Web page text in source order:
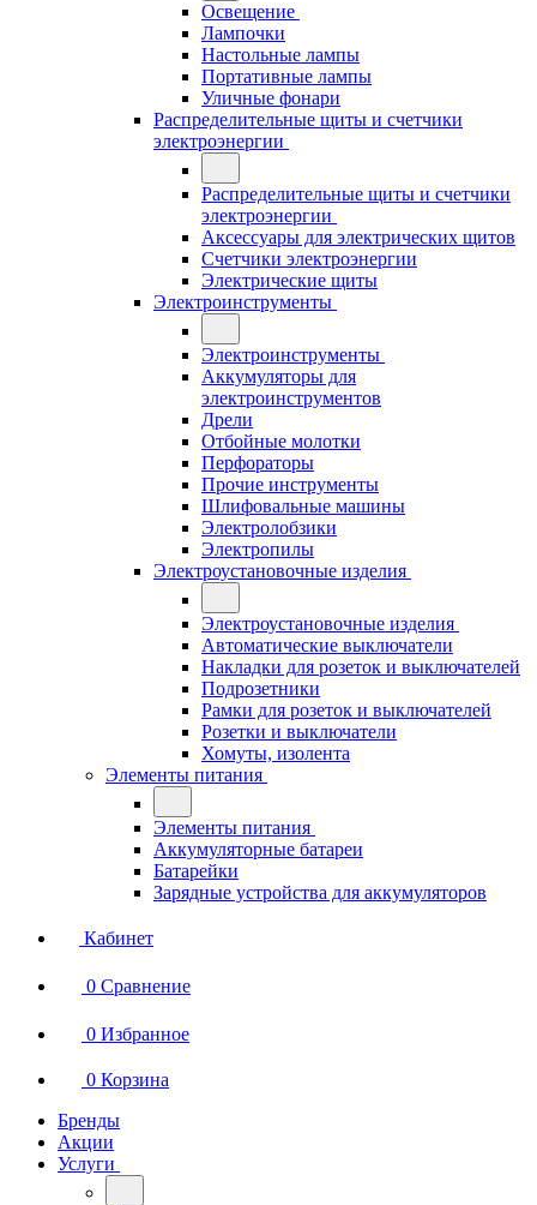
Освещение
Лампочки
Настольные лампы
Портативные лампы
Уличные фонари
Распределительные щиты и счетчики
электроэнергии
Распределительные щиты и счетчики
электроэнергии
Аксессуары для электрических щитов
Счетчики электроэнергии
Электрические щиты
Электроинструменты
Электроинструменты
Аккумуляторы для
электроинструментов
Дрели
Отбойные молотки
Перфораторы
Прочие инструменты
Шлифовальные машины
Электролобзики
Электропилы
Электроустановочные изделия
Электроустановочные изделия
Автоматические выключатели
Накладки для розеток и выключателей
Подрозетники
Рамки для розеток и выключателей
Розетки и выключатели
Хомуты, изолента
Элементы питания
Элементы питания
Аккумуляторные батареи
Батарейки
Зарядные устройства для аккумуляторов
Кабинет
0 Сравнение
0 Избранное
0 Корзина
Бренды
Акции
Услуги